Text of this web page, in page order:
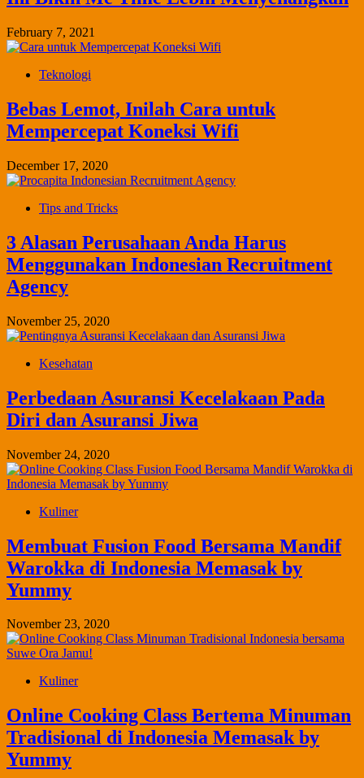
February 7, 2021
Teknologi
Bebas Lemot, Inilah Cara untuk
Mempercepat Koneksi Wifi
December 17, 2020
Tips and Tricks
3 Alasan Perusahaan Anda Harus
Menggunakan Indonesian Recruitment
Agency
November 25, 2020
Kesehatan
Perbedaan Asuransi Kecelakaan Pada
Diri dan Asuransi Jiwa
November 24, 2020
Kuliner
Membuat Fusion Food Bersama Mandif
Warokka di Indonesia Memasak by
Yummy
November 23, 2020
Kuliner
Online Cooking Class Bertema Minuman
Tradisional di Indonesia Memasak by
Yummy